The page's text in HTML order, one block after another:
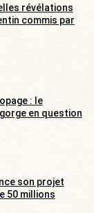
révélations
commis par
: le
en question
son projet
50 millions